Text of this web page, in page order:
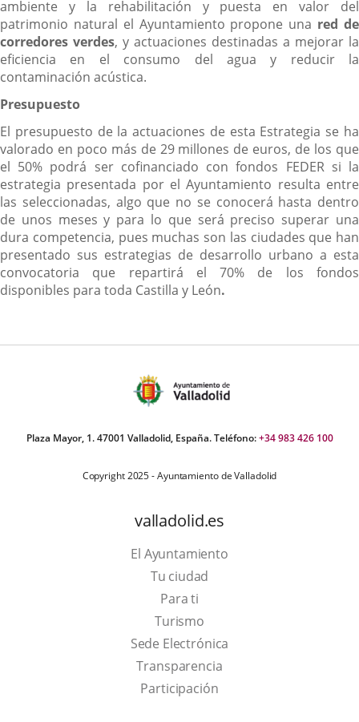
ambiente y la rehabilitación y puesta en valor del
patrimonio natural el Ayuntamiento propone una red de
corredores verdes, y actuaciones destinadas a mejorar la
eficiencia en el consumo del agua y reducir la
contaminación acústica.
Presupuesto
El presupuesto de la actuaciones de esta Estrategia se ha
valorado en poco más de 29 millones de euros, de los que
el 50% podrá ser cofinanciado con fondos FEDER si la
estrategia presentada por el Ayuntamiento resulta entre
las seleccionadas, algo que no se conocerá hasta dentro
de unos meses y para lo que será preciso superar una
dura competencia, pues muchas son las ciudades que han
presentado sus estrategias de desarrollo urbano a esta
convocatoria que repartirá el 70% de los fondos
disponibles para toda Castilla y León.
Plaza Mayor, 1. 47001 Valladolid, España. Teléfono:+34 983 426 100
Copyright 2025 - Ayuntamiento de Valladolid
valladolid.es
El Ayuntamiento
Tu ciudad
Para ti
TurismoThis
link
will
open
Sede Electrónica
Transparencia
Participación